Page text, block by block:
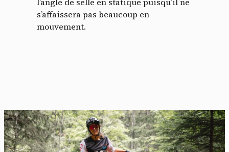
s’affaissera pas beaucoup en
mouvement.